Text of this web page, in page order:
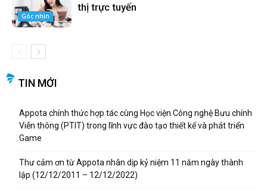
Góc nhìn
thị trực tuyến
TIN MỚI
Appota chính thức hợp tác cùng Học viện Công nghệ Bưu chính
Viễn thông (PTIT) trong lĩnh vực đào tạo thiết kế và phát triển
Game
Thư cảm ơn từ Appota nhân dịp kỷ niệm 11 năm ngày thành
lập (12/12/2011 – 12/12/2022)